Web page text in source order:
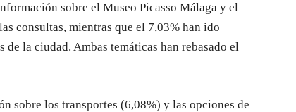
sobre el Museo Picasso Málaga y el
consultas, mientras que el 7,03% han ido
la ciudad. Ambas temáticas han rebasado el
sobre los transportes (6,08%) y las opciones de